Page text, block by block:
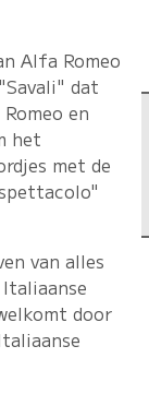
Alfa Romeo
dat
en
het
met de
van alles
door